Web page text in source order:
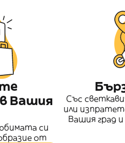
Вашия
си
от
Със
или
Вашия град